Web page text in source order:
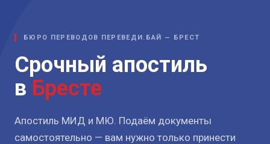
БЮРО ПЕРЕВОДОВ ПЕРЕВЕДИ.БАЙ — БРЕСТ
Срочный апостиль
в Бресте
Апостиль МИД и МЮ. Подаём документы
самостоятельно — вам нужно только принести